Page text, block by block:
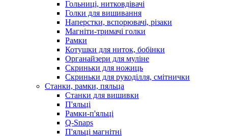
Гольниці, нитковдівачі
Голки для вишивання
Наперстки, вспорювачі, різаки
Магніти-тримачі голки
Рамки
Котушки для ниток, бобінки
Органайзери для муліне
Скриньки для ножиць
Скриньки для рукоділля, смітнички
Станки, рамки, пяльца
Станки для вишивки
П'яльці
Рамки-п'яльці
Q-Snaps
П'яльці магнітні